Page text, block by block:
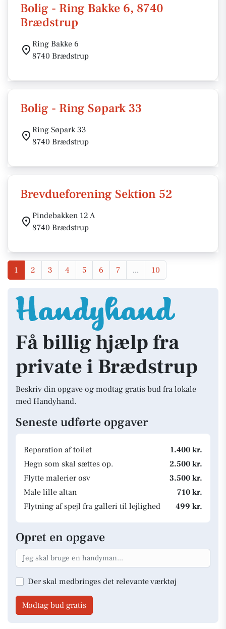
Bolig - Ring Bakke 6, 8740
Brædstrup
Ring Bakke 6
8740 Brædstrup
Bolig - Ring Søpark 33
Ring Søpark 33
8740 Brædstrup
Brevdueforening Sektion 52
Pindebakken 12 A
8740 Brædstrup
1 2 3 4 5 6 7 ... 10
Få billig hjælp fra
private i Brædstrup
Beskriv din opgave og modtag gratis bud fra lokale
med Handyhand.
Seneste udførte opgaver
Reparation af toilet
1.400 kr.
Hegn som skal sættes op.
2.500 kr.
Flytte malerier osv
3.500 kr.
Male lille altan
710 kr.
Flytning af spejl fra galleri til lejlighed
499 kr.
Opret en opgave
Der skal medbringes det relevante værktøj
Modtag bud gratis